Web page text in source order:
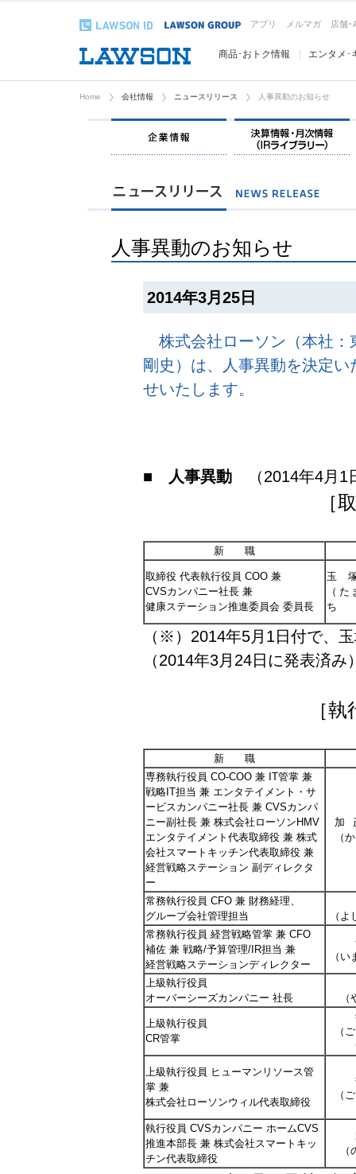
アプリ メルマガ 店舗･
商品･おトク情報 エンタメ･
Home 会社情報 ニュースリリース 人事異動のお知らせ
企業情報
人事異動のお知らせ
2014年3月25日
株式会社ローソン（本社：
剛史）は、人事異動を決定
せいたします。
■ 人事異動 （2014年4月1
［
新 職
取締役 代表執行役員 COO 兼
CVSカンパニー社長 兼
健康ステーション推進委員会 委員長
玉
（
（※）2014年5月1日付で、
（2014年3月24日に発表済み
［
新 職
専務執行役員 CO-COO 兼 IT管掌 兼
戦略IT担当 兼 エンタテイメント・サ
ービスカンパニー社長 兼 CVSカンパ
ニー副社長 兼 株式会社ローソンHMV
エンタテイメント代表取締役 兼 株式
会社スマートキッチン代表取締役 兼
経営戦略ステーション 副ディレクタ
ー
（
常務執行役員 CFO 兼 財務経理、
グループ会社管理担当
（
常務執行役員 経営戦略管掌 兼 CFO
補佐 兼 戦略/予算管理/IR担当 兼
経営戦略ステーションディレクター
（
上級執行役員
オーバーシーズカンパニー 社長
上級執行役員
CR管掌
（
上級執行役員 ヒューマンリソース管
掌 兼
株式会社ローソンウィル代表取締役
（
執行役員 CVSカンパニー ホームCVS
推進本部長 兼 株式会社スマートキッ
チン代表取締役